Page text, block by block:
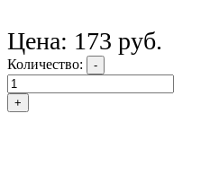
Цена: 173 руб.
Количество: -
+